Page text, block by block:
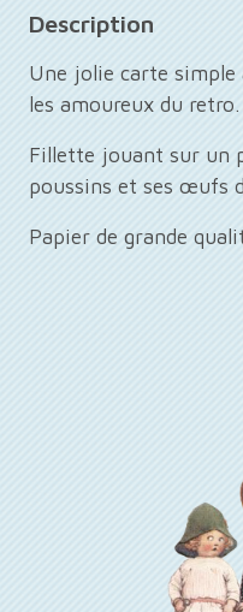
Description
Une jolie carte
les amoureux du retro.
Fillette jouant sur un
poussins et ses œufs
Papier de grande